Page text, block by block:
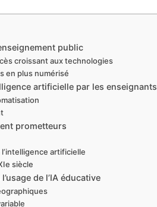
public
croissant aux technologies
en plus numérisé
artificielle par les enseignants
prometteurs
artificielle
siècle
de l’IA éducative